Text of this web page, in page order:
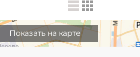
Показать на карте